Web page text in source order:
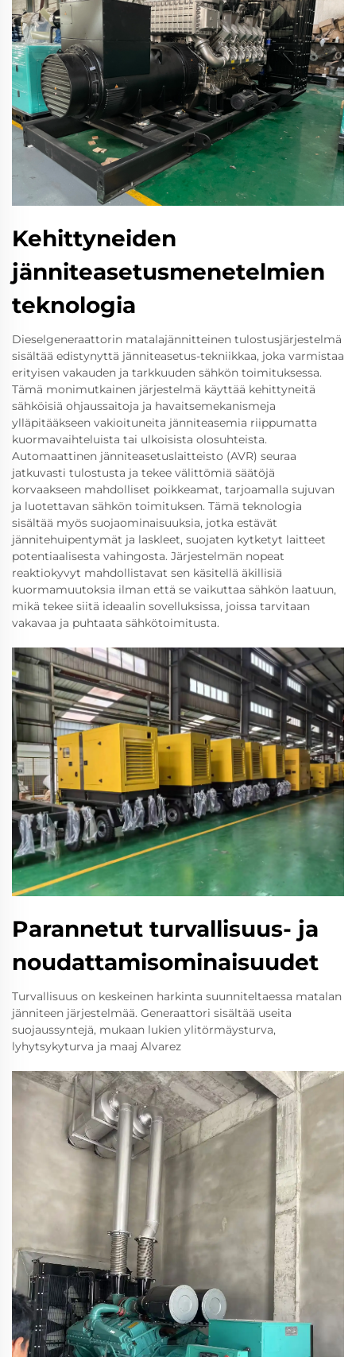
Kehittyneiden
jänniteasetusmenetelmien
teknologia
Dieselgeneraattorin matalajännitteinen tulostusjärjestelmä
sisältää edistynyttä jänniteasetus-tekniikkaa, joka varmistaa
erityisen vakauden ja tarkkuuden sähkön toimituksessa.
Tämä monimutkainen järjestelmä käyttää kehittyneitä
sähköisiä ohjaussaitoja ja havaitsemekanismeja
ylläpitääkseen vakioituneita jänniteasemia riippumatta
kuormavaihteluista tai ulkoisista olosuhteista.
Automaattinen jänniteasetuslaitteisto (AVR) seuraa
jatkuvasti tulostusta ja tekee välittömiä säätöjä
korvaakseen mahdolliset poikkeamat, tarjoamalla sujuvan
ja luotettavan sähkön toimituksen. Tämä teknologia
sisältää myös suojaominaisuuksia, jotka estävät
jännitehuipentymät ja laskleet, suojaten kytketyt laitteet
potentiaalisesta vahingosta. Järjestelmän nopeat
reaktiokyvyt mahdollistavat sen käsitellä äkillisiä
kuormamuutoksia ilman että se vaikuttaa sähkön laatuun,
mikä tekee siitä ideaalin sovelluksissa, joissa tarvitaan
vakavaa ja puhtaata sähkötoimitusta.
Parannetut turvallisuus- ja
noudattamisominaisuudet
Turvallisuus on keskeinen harkinta suunniteltaessa matalan
jänniteen järjestelmää. Generaattori sisältää useita
suojaussyntejä, mukaan lukien ylitörmäysturva,
lyhytsykyturva ja maaj Alvarez